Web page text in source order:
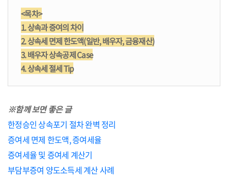
<목차>
1. 상속과 증여의 차이
2. 상속세 면제 한도액(일반, 배우자, 금융재산)
3. 배우자 상속공제 Case
4. 상속세 절세 Tip
※함께 보면 좋은 글
한정승인 상속포기 절차 완벽 정리
증여세 면제 한도액, 증여세율
증여세율 및 증여세 계산기
부담부증여 양도소득세 계산 사례